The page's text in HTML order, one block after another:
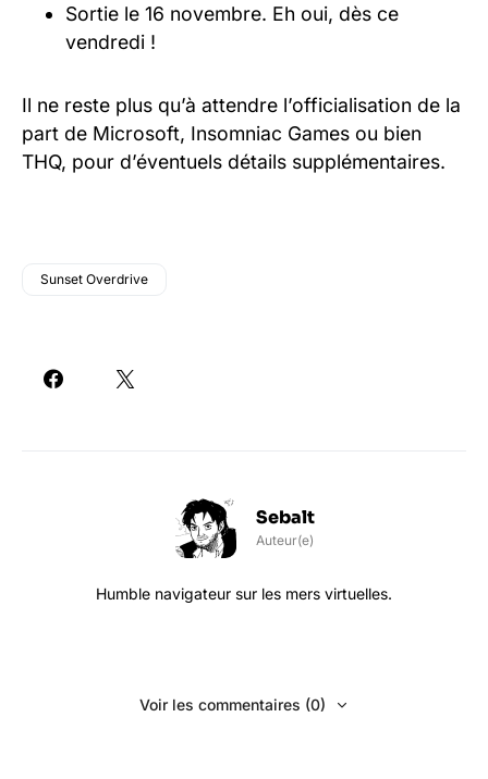
Sortie le 16 novembre. Eh oui, dès ce
vendredi !
Il ne reste plus qu’à attendre l’officialisation de la
part de Microsoft, Insomniac Games ou bien
THQ, pour d’éventuels détails supplémentaires.
Sunset Overdrive
Sebalt
Auteur(e)
Humble navigateur sur les mers virtuelles.
Voir les commentaires (0)